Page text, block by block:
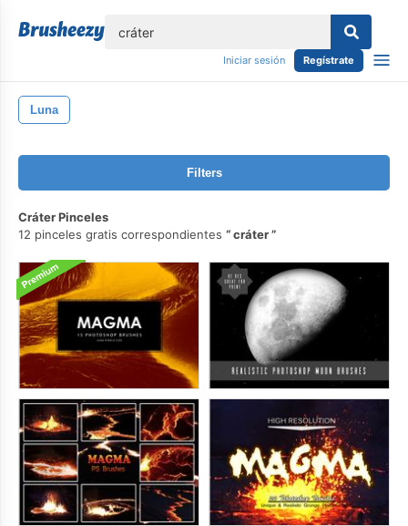
Iniciar sesión Regístrate
Luna
Filters
Cráter Pinceles
12 pinceles gratis correspondientes
cráter